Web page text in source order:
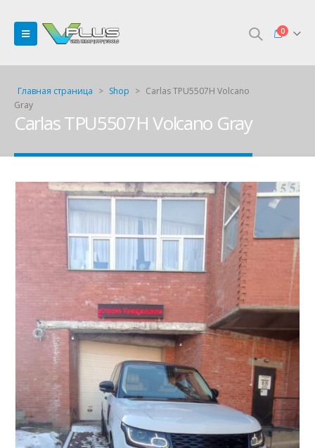
0
Главная страница > Shop > Carlas TPU5507H Volcano
Gray
Carlas TPU5507H Volcano Gray